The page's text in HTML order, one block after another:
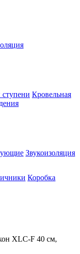
Кровельная
Звукоизоляция
Коробка
XLC-F 40 см,